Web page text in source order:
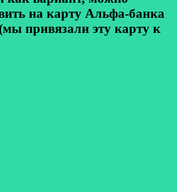
на карту Альфа-банка
привязали эту карту к